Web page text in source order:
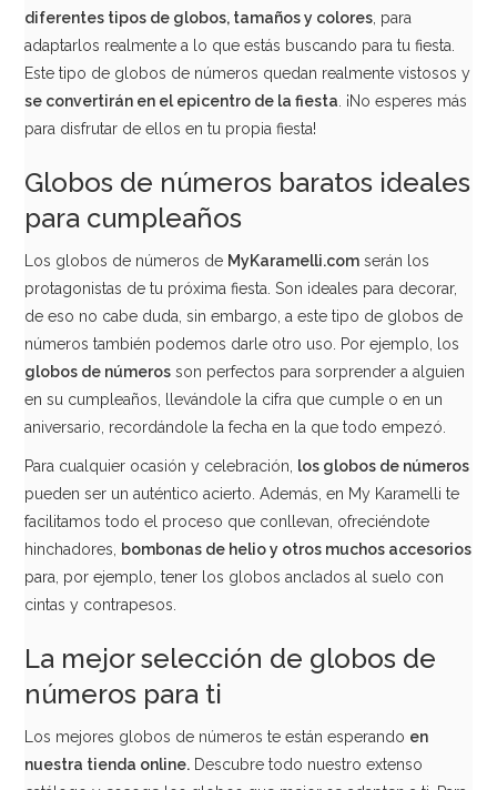
Globo Número 0 Dorado 40cm
1,95€
AÑADIR
diferentes tipos de globos, tamaños y colores , para
adaptarlos realmente a lo que estás buscando para tu fiesta.
Este tipo de globos de números quedan realmente vistosos y
se convertirán en el epicentro de la fiesta . ¡No esperes más
para disfrutar de ellos en tu propia fiesta!
Globos de números baratos ideales
para cumpleaños
Los globos de números de MyKaramelli.com serán los
protagonistas de tu próxima fiesta. Son ideales para decorar,
de eso no cabe duda, sin embargo, a este tipo de globos de
números también podemos darle otro uso. Por ejemplo, los
globos de números son perfectos para sorprender a alguien
en su cumpleaños, llevándole la cifra que cumple o en un
aniversario, recordándole la fecha en la que todo empezó.
Para cualquier ocasión y celebración,
los globos de números
pueden ser un auténtico acierto. Además, en My Karamelli te
facilitamos todo el proceso que conllevan, ofreciéndote
hinchadores,
bombonas de helio y otros muchos accesorios
para, por ejemplo, tener los globos anclados al suelo con
cintas y contrapesos.
La mejor selección de globos de
números para ti
Los mejores globos de números te están esperando en
nuestra tienda online. Descubre todo nuestro extenso